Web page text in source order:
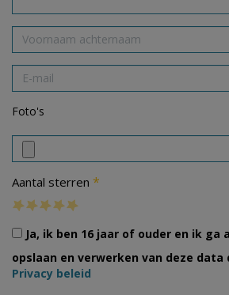
Foto's
Aantal sterren *
Ja, ik ben 16 jaar of ouder en ik ga
opslaan en verwerken van deze data
Privacy beleid